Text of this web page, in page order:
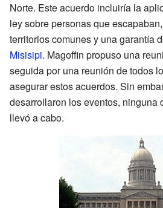
Norte. Este acuerdo incluiría la
ley sobre personas que
territorios comunes y una garantía
Misisipi. Magoffin propuso una
seguida por una reunión de todos
asegurar estos acuerdos. Sin
desarrollaron los eventos, ninguna
llevó a cabo.